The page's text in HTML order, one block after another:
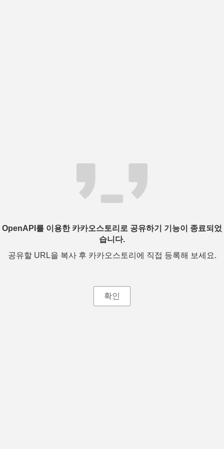
OpenAPI를 이용한 카카오스토리로 공유하기 기능이 종료되었
습니다.
공유할 URL을 복사 후 카카오스토리에 직접 등록해 보세요.
확인